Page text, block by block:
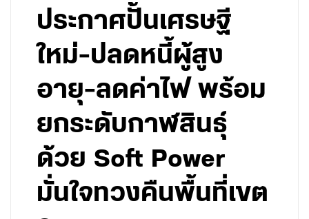
ประกาศปั้นเศรษฐี
ใหม่-ปลดหนี้ผู้สูง
อายุ-ลดค่าไฟ พร้อม
ยกระดับกาฬสินธุ์
ด้วย Soft Power
มั่นใจทวงคืนพื้นที่เขต